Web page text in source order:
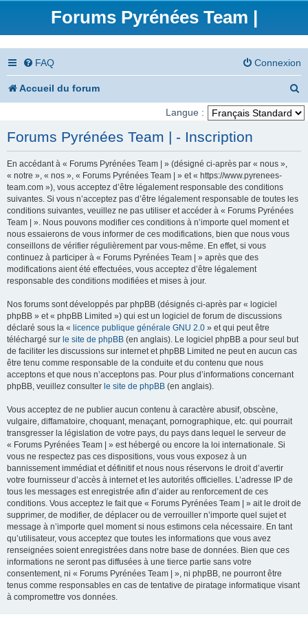
Forums Pyrénées Team |
FAQ Connexion
Accueil du forum
e
h
Langue :
Forums Pyrénées Team | - Inscription
En accédant à « Forums Pyrénées Team | » (désigné ci-après par « nous »,
« notre », « nos », « Forums Pyrénées Team | » et « https://www.pyrenees-
team.com »), vous acceptez d’être légalement responsable des conditions
suivantes. Si vous n’acceptez pas d’être légalement responsable de toutes les
conditions suivantes, veuillez ne pas utiliser et accéder à « Forums Pyrénées
Team | ». Nous pouvons modifier ces conditions à n’importe quel moment et
nous essaierons de vous informer de ces modifications, bien que nous vous
conseillons de vérifier régulièrement par vous-même. En effet, si vous
continuez à participer à « Forums Pyrénées Team | » après que des
modifications aient été effectuées, vous acceptez d’être légalement
responsable des conditions modifiées et mises à jour.
Nos forums sont développés par phpBB (désignés ci-après par « logiciel
phpBB » et « phpBB Limited ») qui est un logiciel de forum de discussions
déclaré sous la « licence publique générale GNU 2.0 » et qui peut être
téléchargé sur le site de phpBB (en anglais). Le logiciel phpBB a pour seul but
de faciliter les discussions sur internet et phpBB Limited ne peut en aucun cas
être tenu comme responsable de la conduite et du contenu que nous
acceptons et que nous n’acceptons pas. Pour plus d’informations concernant
phpBB, veuillez consulter le site de phpBB (en anglais).
Vous acceptez de ne publier aucun contenu à caractère abusif, obscène,
vulgaire, diffamatoire, choquant, menaçant, pornographique, etc. qui pourrait
transgresser la législation de votre pays, du pays dans lequel le serveur de
« Forums Pyrénées Team | » est hébergé ou encore la loi internationale. Si
vous ne respectez pas ces dispositions, vous vous exposez à un
bannissement immédiat et définitif et nous nous réservons le droit d’avertir
votre fournisseur d’accès à internet et les autorités officielles. L’adresse IP de
tous les messages est enregistrée afin d’aider au renforcement de ces
conditions. Vous acceptez le fait que « Forums Pyrénées Team | » ait le droit de
supprimer, de modifier, de déplacer ou de verrouiller n’importe quel sujet et
message à n’importe quel moment si nous estimons cela nécessaire. En tant
qu’utilisateur, vous acceptez que toutes les informations que vous avez
renseignées soient enregistrées dans notre base de données. Bien que ces
informations ne seront pas diffusées à une tierce partie sans votre
consentement, ni « Forums Pyrénées Team | », ni phpBB, ne pourront être
tenus comme responsables en cas de tentative de piratage informatique visant
à compromettre vos données.